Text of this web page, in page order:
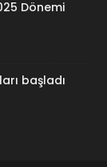
Dönemi
başladı